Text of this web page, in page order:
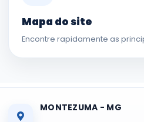
Mapa do site
Encontre rapidamente as
MONTEZUMA - MG